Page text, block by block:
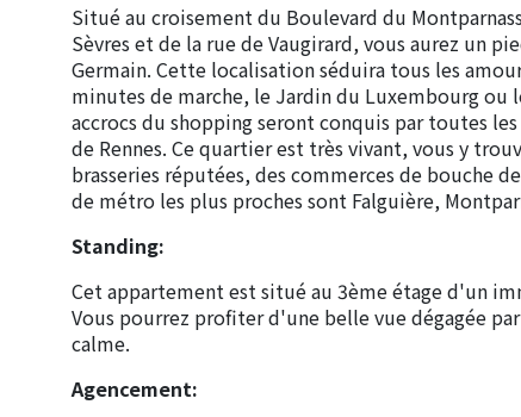
Situé au croisement du Boulevard du
Sèvres et de la rue de Vaugirard, vous aurez un
Germain. Cette localisation séduira tous les
minutes de marche, le Jardin du Luxembourg ou
accrocs du shopping seront conquis par toutes
de Rennes. Ce quartier est très vivant, vous y
brasseries réputées, des commerces de bouche
de métro les plus proches sont Falguière,
Standing:
Cet appartement est situé au 3ème étage d'un
Vous pourrez profiter d'une belle vue dégagée
calme.
Agencement: